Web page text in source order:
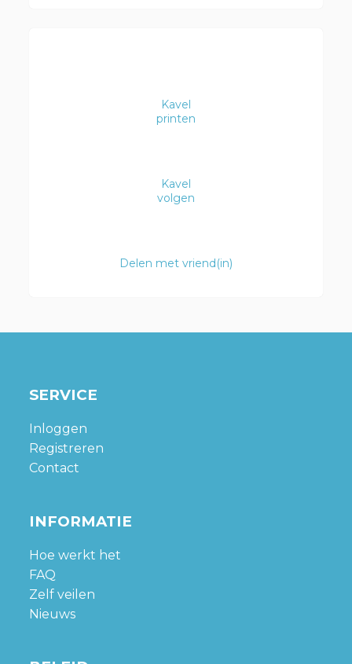
Kavel
printen
Kavel
volgen
Delen met vriend(in)
SERVICE
Inloggen
Registreren
Contact
INFORMATIE
Hoe werkt het
FAQ
Zelf veilen
Nieuws